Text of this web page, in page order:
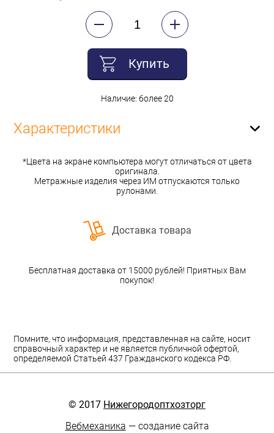
Купить
Наличие: более 20
Характеристики
*Цвета на экране компьютера могут отличаться от цвета
оригинала.
Метражные изделия через ИМ отпускаются только
рулонами.
Доставка товара
Бесплатная доставка от 15000 рублей! Приятных Вам
покупок!
Помните, что информация, представленная на сайте, носит
справочный характер и не является публичной офертой,
определяемой Статьей 437 Гражданского кодекса РФ.
© 2017 Нижегородоптхозторг
Вебмеханика — создание сайта